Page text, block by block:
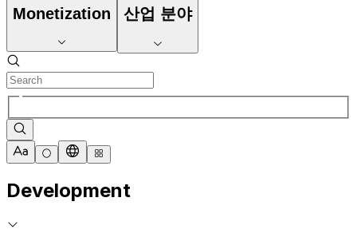
Monetization 산업 분야
Development